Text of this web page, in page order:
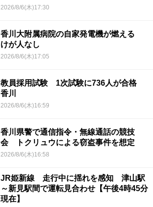
2026/8/6(木)17:30
香川大附属病院の自家発電機が燃える
けが人なし
2026/8/6(木)17:05
教員採用試験 1次試験に736人が合格
香川
2026/8/6(木)16:59
香川県警で通信指令・無線通話の競技
会 トクリュウによる窃盗事件を想定
2026/8/6(木)16:58
JR姫新線 走行中に揺れを感知 津山駅
～新見駅間で運転見合わせ【午後4時45分
現在】